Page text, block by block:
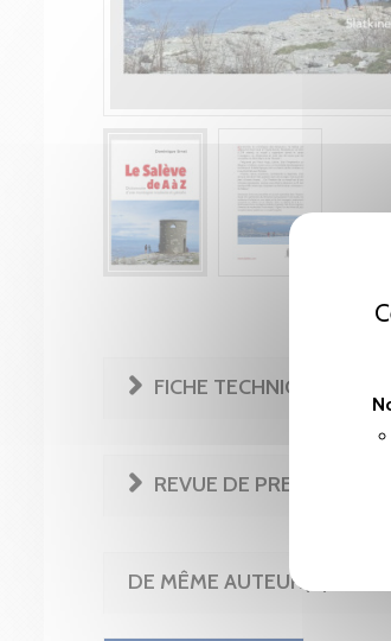
FICHE TECHNIQUE
REVUE DE PRESSE
DE MÊME AUTEUR(E)